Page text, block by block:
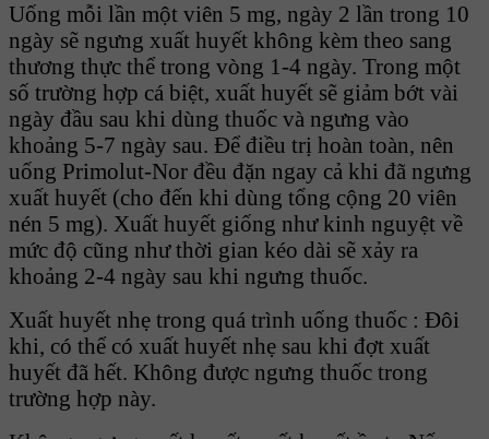
Uống mỗi lần một viên 5 mg, ngày 2 lần trong 10
ngày sẽ ngưng xuất huyết không kèm theo sang
thương thực thể trong vòng 1-4 ngày. Trong một
số trường hợp cá biệt, xuất huyết sẽ giảm bớt vài
ngày đầu sau khi dùng thuốc và ngưng vào
khoảng 5-7 ngày sau. Để điều trị hoàn toàn, nên
uống Primolut-Nor đều đặn ngay cả khi đã ngưng
xuất huyết (cho đến khi dùng tổng cộng 20 viên
nén 5 mg). Xuất huyết giống như kinh nguyệt về
mức độ cũng như thời gian kéo dài sẽ xảy ra
khoảng 2-4 ngày sau khi ngưng thuốc.
Xuất huyết nhẹ trong quá trình uống thuốc : Đôi
khi, có thể có xuất huyết nhẹ sau khi đợt xuất
huyết đã hết. Không được ngưng thuốc trong
trường hợp này.